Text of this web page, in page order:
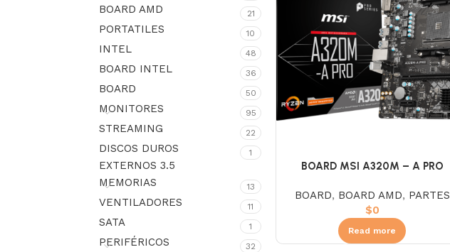
BOARD AMD 21
PORTATILES 10
INTEL 48
BOARD INTEL 36
BOARD 50
MONITORES 95
STREAMING 22
DISCOS DUROS
EXTERNOS 3.5
1
MEMORIAS 13
VENTILADORES 11
SATA 1
PERIFÉRICOS 32
BOARD MSI A320M – A PRO
BOARD, BOARD AMD, PARTES
$0
Read more